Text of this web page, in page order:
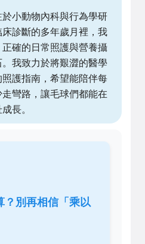
小動物內科與行為學研
診斷的多年歲月裡，我
確的日常照護與營養攝
我致力於將艱澀的醫學
護指南，希望能陪伴每
彎路，讓毛球們都能在
長。
？別再相信「乘以